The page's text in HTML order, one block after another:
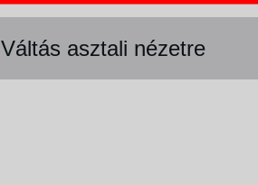
Váltás asztali nézetre